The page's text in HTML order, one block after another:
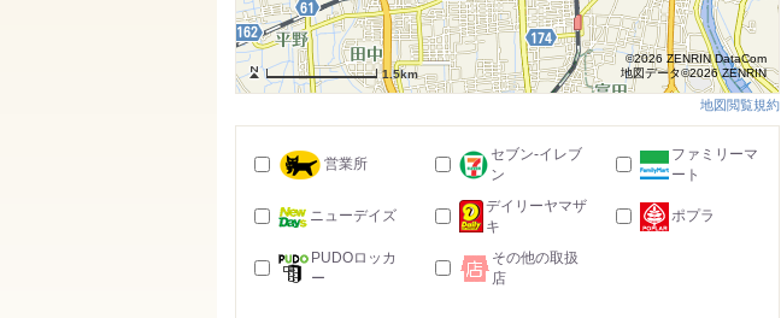
1.5km
©2026 ZENRIN DataCom
地図データ©2026 ZENRIN
地図閲覧規約
営業所
セブン-イレブ
ン
ファミリーマ
ート
ニューデイズ
デイリーヤマザ
キ
ポプラ
PUDOロッカ
ー
その他の取扱
店